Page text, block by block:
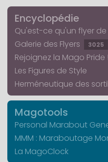
Encyclopédie
Qu'est-ce qu'un flyer
Galerie des Flyers
3025
Rejoignez la Mago Pride !
Les Figures de Style
Herméneutique des
Magotools
Personal Marabout
MMM : Maraboutage
La MagoClock